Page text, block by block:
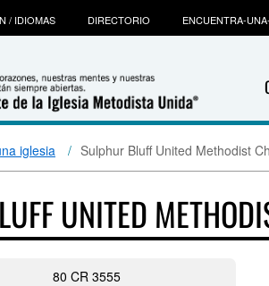
/ IDIOMAS DIRECTORIO ENCUENTRA-
iglesia Sulphur Bluff United Methodist
UNITED
80 CR 3555